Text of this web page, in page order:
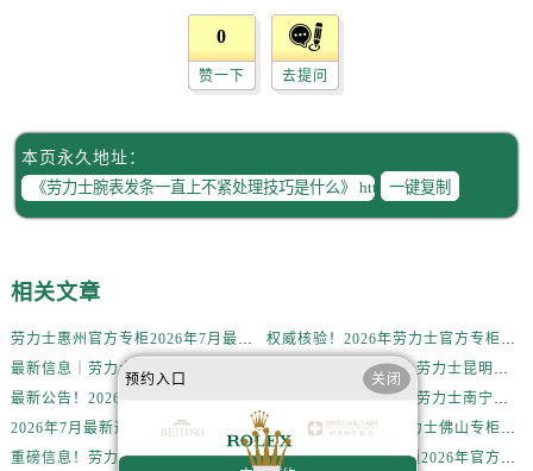
内蒙古自治区呼伦贝尔市海拉尔区中央街售后服务中心（需提前预约）
内蒙古自治区通辽市科尔沁区明仁大街售后服务中心（需提前预约）
内蒙古自治区乌海市海勃湾区人民南路售后服务中心（需提前预约）
0
赞一下 去提问
本页永久地址：
一键复制
相关文章
劳力士惠州官方专柜2026年7月最新客户服务热线通告与信息整合
权威核验！2026年劳力士官方专柜无锡客户服务信息公示，附官方服务热线
2026年7月最新通告｜劳力士昆明官方专柜客户服务热线公告，专柜攻略
2026年7月最新公告｜劳力士南宁官方专柜客户服务热线攻略，专柜信息全面整合
官方信息｜2026年劳力士佛山专柜客户服务电话及门店信息（7月最新）
重磅信息！劳力士昆明官方专柜2026年7月客户服务热线公告，专柜资料汇总
权威公示！劳力士南通2026年官方专柜客户服务热线，7月信息大公开
预约入口 关闭